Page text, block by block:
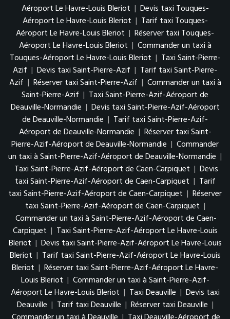
Aéroport Le Havre-Louis Bleriot | Devis taxi Touques-
Aéroport Le Havre-Louis Bleriot | Tarif taxi Touques-
Aéroport Le Havre-Louis Bleriot | Réserver taxi Touques-
Aéroport Le Havre-Louis Bleriot | Commander un taxi à
Touques-Aéroport Le Havre-Louis Bleriot | Taxi Saint-Pierre-
Azif | Devis taxi Saint-Pierre-Azif | Tarif taxi Saint-Pierre-
Azif | Réserver taxi Saint-Pierre-Azif | Commander un taxi à
Saint-Pierre-Azif | Taxi Saint-Pierre-Azif-Aéroport de
Deauville-Normandie | Devis taxi Saint-Pierre-Azif-Aéroport
de Deauville-Normandie | Tarif taxi Saint-Pierre-Azif-
Aéroport de Deauville-Normandie | Réserver taxi Saint-
Pierre-Azif-Aéroport de Deauville-Normandie | Commander
un taxi à Saint-Pierre-Azif-Aéroport de Deauville-Normandie |
Taxi Saint-Pierre-Azif-Aéroport de Caen-Carpiquet | Devis
taxi Saint-Pierre-Azif-Aéroport de Caen-Carpiquet | Tarif
taxi Saint-Pierre-Azif-Aéroport de Caen-Carpiquet | Réserver
taxi Saint-Pierre-Azif-Aéroport de Caen-Carpiquet |
Commander un taxi à Saint-Pierre-Azif-Aéroport de Caen-
Carpiquet | Taxi Saint-Pierre-Azif-Aéroport Le Havre-Louis
Bleriot | Devis taxi Saint-Pierre-Azif-Aéroport Le Havre-Louis
Bleriot | Tarif taxi Saint-Pierre-Azif-Aéroport Le Havre-Louis
Bleriot | Réserver taxi Saint-Pierre-Azif-Aéroport Le Havre-
Louis Bleriot | Commander un taxi à Saint-Pierre-Azif-
Aéroport Le Havre-Louis Bleriot | Taxi Deauville | Devis taxi
Deauville | Tarif taxi Deauville | Réserver taxi Deauville |